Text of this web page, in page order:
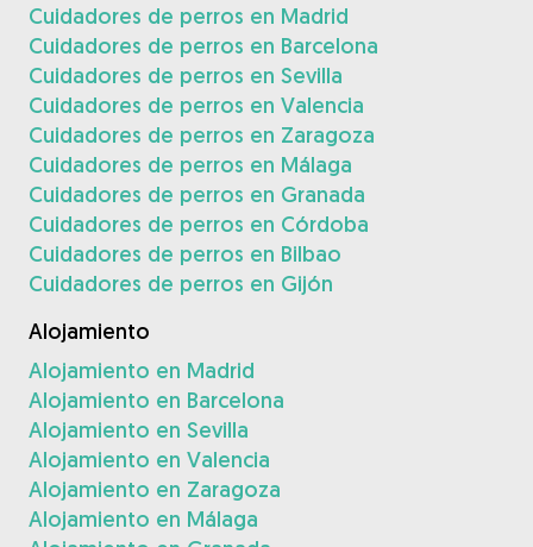
Cuidadores de perros en Madrid
Cuidadores de perros en Barcelona
Cuidadores de perros en Sevilla
Cuidadores de perros en Valencia
Cuidadores de perros en Zaragoza
Cuidadores de perros en Málaga
Cuidadores de perros en Granada
Cuidadores de perros en Córdoba
Cuidadores de perros en Bilbao
Cuidadores de perros en Gijón
Alojamiento
Alojamiento en Madrid
Alojamiento en Barcelona
Alojamiento en Sevilla
Alojamiento en Valencia
Alojamiento en Zaragoza
Alojamiento en Málaga